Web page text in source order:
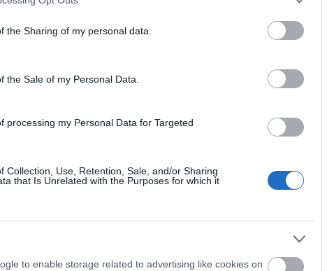
the Sharing of my personal data.
the Sale of my Personal Data.
processing my Personal Data for Targeted
Collection, Use, Retention, Sale, and/or Sharing
that Is Unrelated with the Purposes for which it
to enable storage related to advertising like cookies on